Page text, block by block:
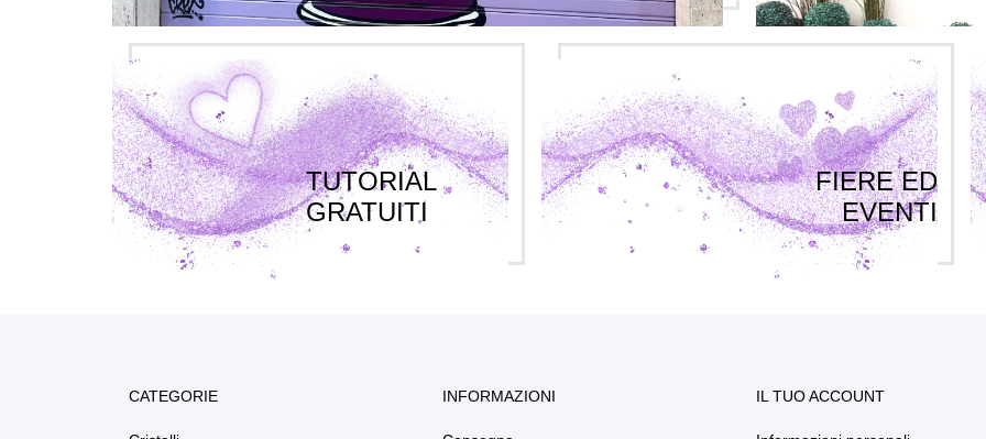
TUTORIAL
GRATUITI
FIERE ED
EVENTI
CATEGORIE INFORMAZIONI IL TUO ACCOUNT